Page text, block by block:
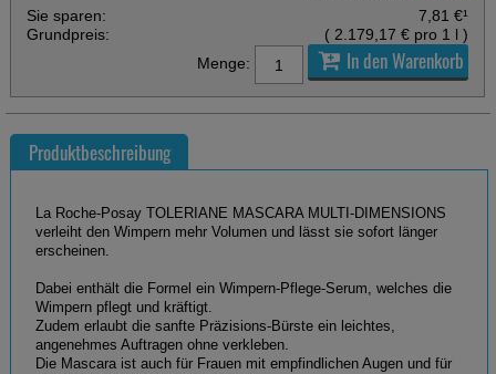
Sie sparen:
7,81 €¹
Grundpreis:
( 2.179,17 € pro 1 l)
Menge:
In den Warenkorb
Produktbeschreibung
La Roche-Posay TOLERIANE MASCARA MULTI-DIMENSIONS
verleiht den Wimpern mehr Volumen und lässt sie sofort länger
erscheinen.
Dabei enthält die Formel ein Wimpern-Pflege-Serum, welches die
Wimpern pflegt und kräftigt.
Zudem erlaubt die sanfte Präzisions-Bürste ein leichtes,
angenehmes Auftragen ohne verkleben.
Die Mascara ist auch für Frauen mit empfindlichen Augen und für